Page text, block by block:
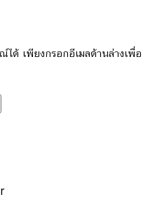
เพียงกรอกอีเมลด้านล่างเพื่อ